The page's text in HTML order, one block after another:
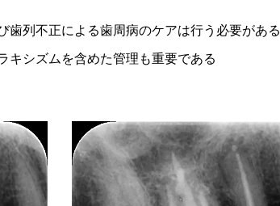
列不正による歯周病のケアは行う必要がある
シズムを含めた管理も重要である